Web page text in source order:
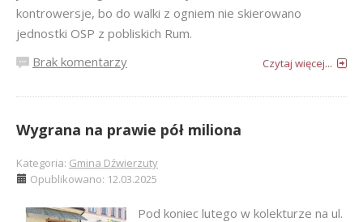
kontrowersje, bo do walki z ogniem nie skierowano
jednostki OSP z pobliskich Rum.
Brak komentarzy
Czytaj więcej...
Wygrana na prawie pół miliona
Kategoria: Gmina Dźwierzuty
Opublikowano: 12.03.2025
Pod koniec lutego w kolekturze na ul.